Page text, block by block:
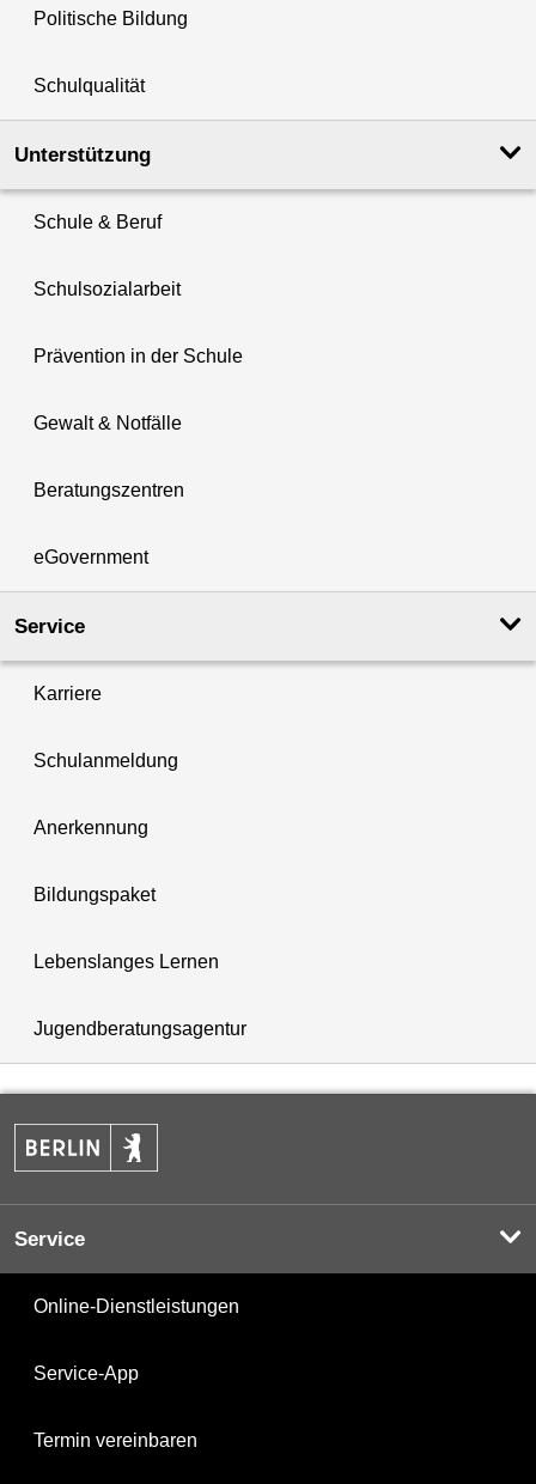
Politische Bildung
Schulqualität
Unterstützung
Schule & Beruf
Schulsozialarbeit
Prävention in der Schule
Gewalt & Notfälle
Beratungszentren
eGovernment
Service
Karriere
Schulanmeldung
Anerkennung
Bildungspaket
Lebenslanges Lernen
Jugendberatungsagentur
Service
Online-Dienstleistungen
Service-App
Termin vereinbaren